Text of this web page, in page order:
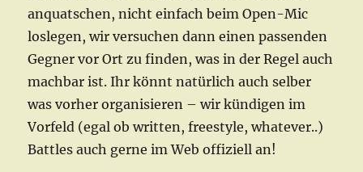
anquatschen, nicht einfach beim Open-Mic
loslegen, wir versuchen dann einen passenden
Gegner vor Ort zu finden, was in der Regel auch
machbar ist. Ihr könnt natürlich auch selber
was vorher organisieren – wir kündigen im
Vorfeld (egal ob written, freestyle, whatever..)
Battles auch gerne im Web offiziell an!